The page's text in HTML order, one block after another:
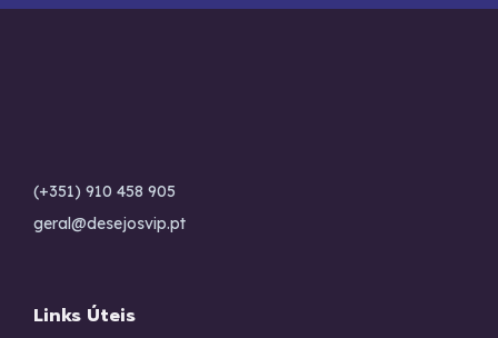
(+351) 910 458 905
geral@desejosvip.pt
Links Úteis